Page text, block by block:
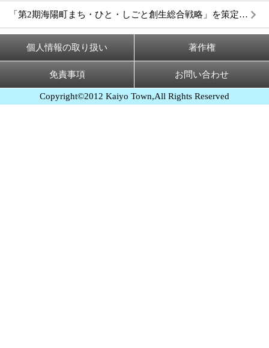
「第2期海陽町まち・ひと・しごと創生総合戦略」を策定しました
個人情報の取り扱い 著作権
免責事項 お問い合わせ
Copyright©2012 Kaiyo Town,All Rights Reserved